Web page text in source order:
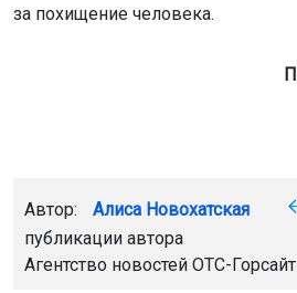
за похищение человека.
Автор: Алиса Новохатская
публикации автора
Агентство новостей ОТС-Горсайт